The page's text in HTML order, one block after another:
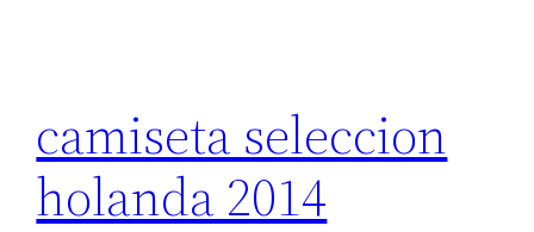
camiseta seleccion
holanda 2014